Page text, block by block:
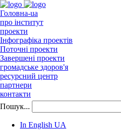
Головна-ua
про інститут
проекти
Інфографіка проектів
Поточні проекти
Завершені проекти
громадське здоров'я
ресурсний центр
партнери
контакти
Пошук...
In English UA